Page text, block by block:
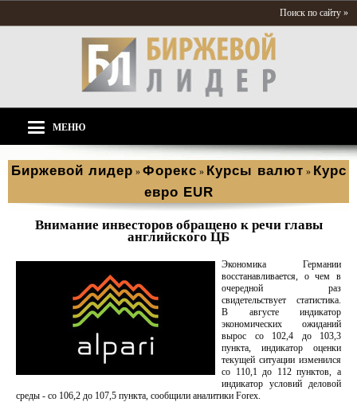
Поиск по сайту »
МЕНЮ
Биржевой лидер » Форекс » Курсы валют » Курс
евро EUR
Внимание инвесторов обращено к речи главы
английского ЦБ
Экономика Германии
восстанавливается, о чем в
очередной раз
свидетельствует статистика.
В августе индикатор
экономических ожиданий
вырос со 102,4 до 103,3
пункта, индикатор оценки
текущей ситуации изменился
со 110,1 до 112 пунктов, а
индикатор условий деловой
среды - со 106,2 до 107,5 пункта, сообщили аналитики Forex.